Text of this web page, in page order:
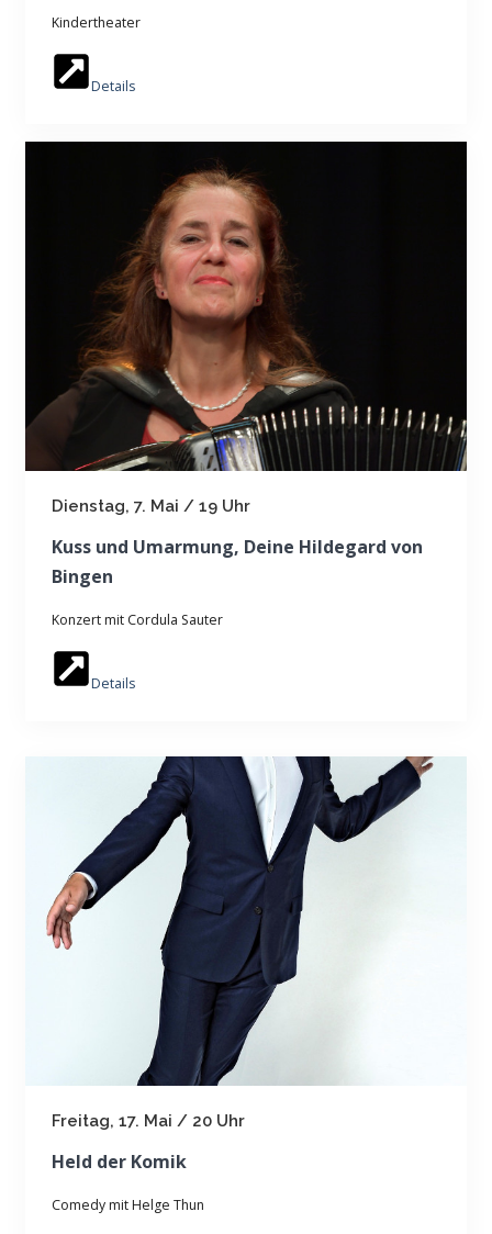
Kindertheater
Details
Dienstag, 7. Mai / 19 Uhr
Kuss und Umarmung, Deine Hildegard von
Bingen
Konzert mit Cordula Sauter
Details
Freitag, 17. Mai / 20 Uhr
Held der Komik
Comedy mit Helge Thun